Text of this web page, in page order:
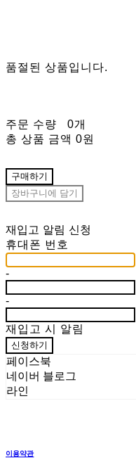
품절된 상품입니다.
주문 수량
0개
총 상품 금액 0원
구매하기
장바구니에 담기
재입고 알림 신청
휴대폰 번호
-
-
재입고 시 알림
신청하기
페이스북
네이버 블로그
라인
이용약관